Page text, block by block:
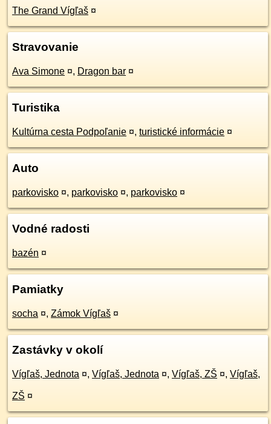
The Grand Vígľaš ¤
Stravovanie
Ava Simone ¤, Dragon bar ¤
Turistika
Kultúrna cesta Podpoľanie ¤, turistické informácie ¤
Auto
parkovisko ¤, parkovisko ¤, parkovisko ¤
Vodné radosti
bazén ¤
Pamiatky
socha ¤, Zámok Vígľaš ¤
Zastávky v okolí
Vígľaš, Jednota ¤, Vígľaš, Jednota ¤, Vígľaš, ZŠ ¤, Vígľaš,
ZŠ ¤